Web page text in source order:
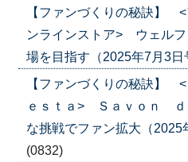
【ファンづくりの秘訣】
ンラインストア> ウェルフ
場を目指す（2025年7月3日
【ファンづくりの秘訣】
ｅｓｔａ> Ｓａｖｏｎ
な挑戦でファン拡大（2025
(0832)